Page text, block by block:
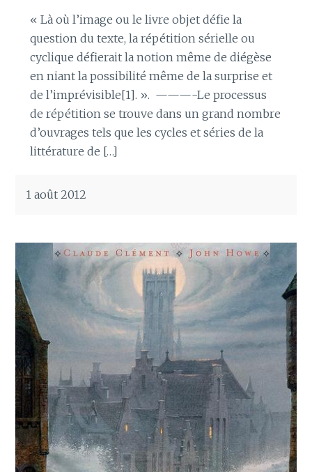
« Là où l’image ou le livre objet défie la
question du texte, la répétition sérielle ou
cyclique défierait la notion même de diégèse
en niant la possibilité même de la surprise et
de l’imprévisible[1]. ». ———-Le processus
de répétition se trouve dans un grand nombre
d’ouvrages tels que les cycles et séries de la
littérature de […]
1 août 2012